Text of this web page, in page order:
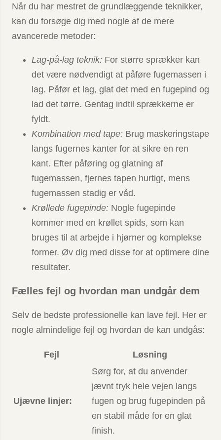
Når du har mestret de grundlæggende teknikker,
kan du forsøge dig med nogle af de mere
avancerede metoder:
Lag-på-lag teknik: For større sprækker kan
det være nødvendigt at påføre fugemassen i
lag. Påfør et lag, glat det med en fugepind og
lad det tørre. Gentag indtil sprækkerne er
fyldt.
Kombination med tape: Brug maskeringstape
langs fugernes kanter for at sikre en ren
kant. Efter påføring og glatning af
fugemassen, fjernes tapen hurtigt, mens
fugemassen stadig er våd.
Krøllede fugepinde: Nogle fugepinde
kommer med en krøllet spids, som kan
bruges til at arbejde i hjørner og komplekse
former. Øv dig med disse for at optimere dine
resultater.
Fælles fejl og hvordan man undgår dem
Selv de bedste professionelle kan lave fejl. Her er
nogle almindelige fejl og hvordan de kan undgås:
Fejl Løsning
Ujævne linjer:
Sørg for, at du anvender
jævnt tryk hele vejen langs
fugen og brug fugepinden på
en stabil måde for en glat
finish.